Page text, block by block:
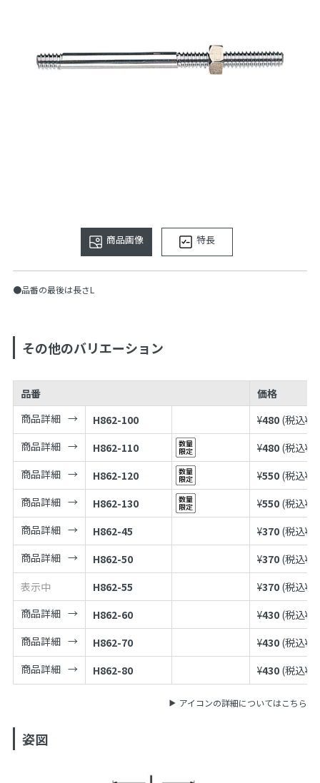
商品画像 特長
●品番の最後は長さL
その他のバリエーション
品番
価格
商品詳細
H862-100 ¥480 (税込¥
商品詳細
H862-110 ¥480 (税込¥
商品詳細
H862-120 ¥550 (税込¥
商品詳細
H862-130 ¥550 (税込¥
商品詳細
H862-45 ¥370 (税込¥
商品詳細
H862-50 ¥370 (税込¥
表示中
H862-55 ¥370 (税込¥
商品詳細
H862-60 ¥430 (税込¥
商品詳細
H862-70 ¥430 (税込¥
商品詳細
H862-80 ¥430 (税込¥
アイコンの詳細についてはこちら
姿図